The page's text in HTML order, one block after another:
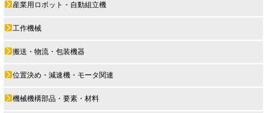
産業用ロボット・自動組立機
工作機械
搬送・物流・包装機器
位置決め・減速機・モータ関連
機械機構部品・要素・材料